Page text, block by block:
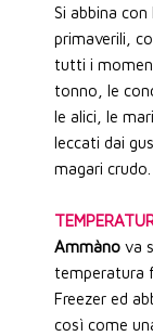
Si abbina
primaverili,
tutti i
tonno, le
le alici, le
leccati dai
magari crudo.
Ammàno va
temperatura
Freezer ed
così come